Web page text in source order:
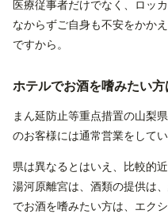
医療従事者だけでなく、ロッ
なからずご自身も不安をかか
ですから。
ホテルでお酒を嗜みたい
まん延防止等重点措置の山梨
のお客様には通常営業をしてい
県は異なるとはいえ、比較的
湯河原離宮は、酒類の提供は
でお酒を嗜みたい方は、エク